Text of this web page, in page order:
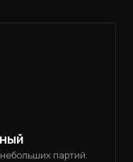
партий.